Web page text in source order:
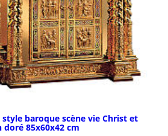
baroque scène vie Christ et
doré 85x60x42 cm